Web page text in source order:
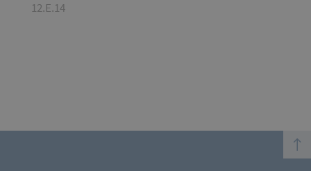
12.E.14
top